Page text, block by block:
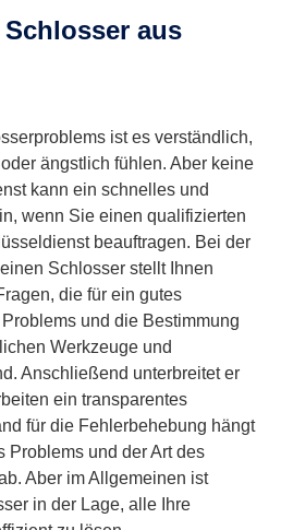
aus
ist es verständlich,
ängstlich fühlen. Aber keine
kann ein schnelles und
wenn Sie einen qualifizierten
beauftragen. Bei der
Schlosser stellt Ihnen
die für ein gutes
und die Bestimmung
Werkzeuge und
Anschließend unterbreitet er
ein transparentes
für die Fehlerbehebung hängt
Problems und der Art des
Aber im Allgemeinen ist
in der Lage, alle Ihre